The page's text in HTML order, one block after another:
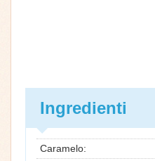
Ingredienti
Caramelo: